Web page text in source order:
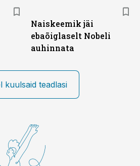
Naiskeemik jäi
ebaõiglaselt Nobeli
auhinnata
kuulsaid teadlasi